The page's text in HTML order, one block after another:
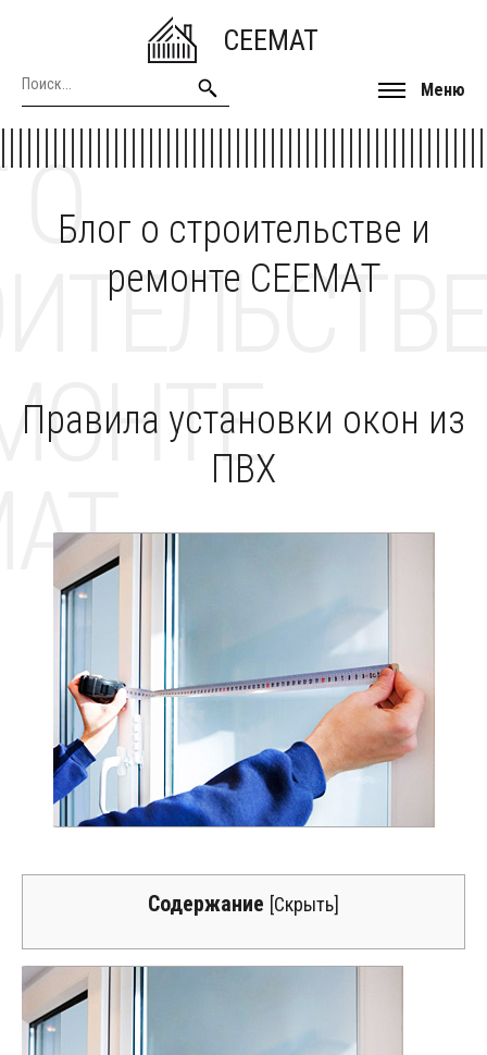
CEEMAT
Меню
Блог о строительстве и
ремонте CEEMAT
О
Правила установки окон из
ПВХ
Содержание [Скрыть]